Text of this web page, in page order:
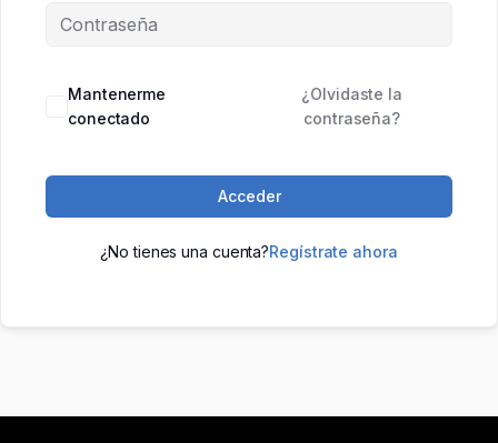
Mantenerme
conectado
¿Olvidaste la
contraseña?
Acceder
¿No tienes una cuenta?Regístrate ahora